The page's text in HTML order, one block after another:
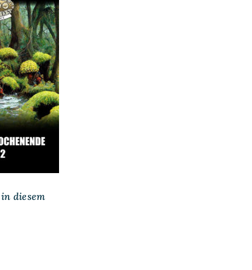
diesem